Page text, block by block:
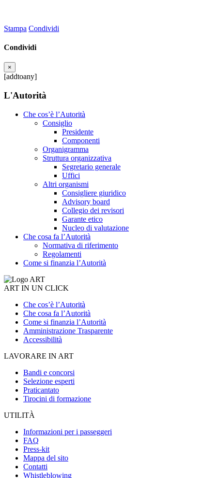
Stampa Condividi
Condividi
×
[addtoany]
L'Autorità
Che cos’è l’Autorità
Consiglio
Presidente
Componenti
Organigramma
Struttura organizzativa
Segretario generale
Uffici
Altri organismi
Consigliere giuridico
Advisory board
Collegio dei revisori
Garante etico
Nucleo di valutazione
Che cosa fa l’Autorità
Normativa di riferimento
Regolamenti
Come si finanzia l’Autorità
ART IN UN CLICK
Che cos’è l’Autorità
Che cosa fa l’Autorità
Come si finanzia l’Autorità
Amministrazione Trasparente
Accessibilità
LAVORARE IN ART
Bandi e concorsi
Selezione esperti
Praticantato
Tirocini di formazione
UTILITÀ
Informazioni per i passeggeri
FAQ
Press-kit
Mappa del sito
Contatti
Whistleblowing